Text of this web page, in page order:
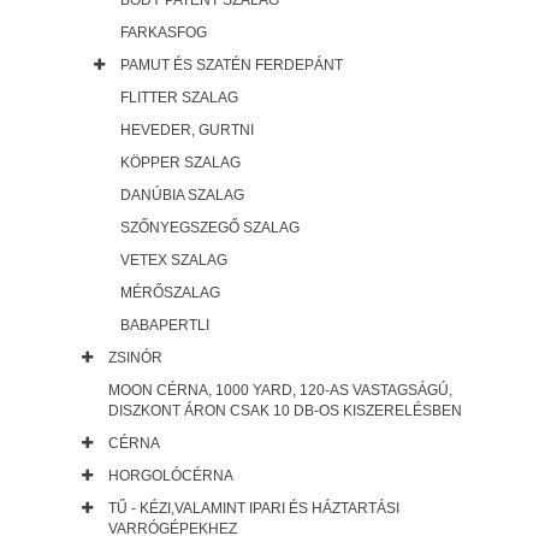
FARKASFOG
PAMUT ÉS SZATÉN FERDEPÁNT
FLITTER SZALAG
HEVEDER, GURTNI
KÖPPER SZALAG
DANÚBIA SZALAG
SZŐNYEGSZEGŐ SZALAG
VETEX SZALAG
MÉRŐSZALAG
BABAPERTLI
ZSINÓR
MOON CÉRNA, 1000 YARD, 120-AS VASTAGSÁGÚ,
DISZKONT ÁRON CSAK 10 DB-OS KISZERELÉSBEN
CÉRNA
HORGOLÓCÉRNA
TŰ - KÉZI,VALAMINT IPARI ÉS HÁZTARTÁSI
VARRÓGÉPEKHEZ